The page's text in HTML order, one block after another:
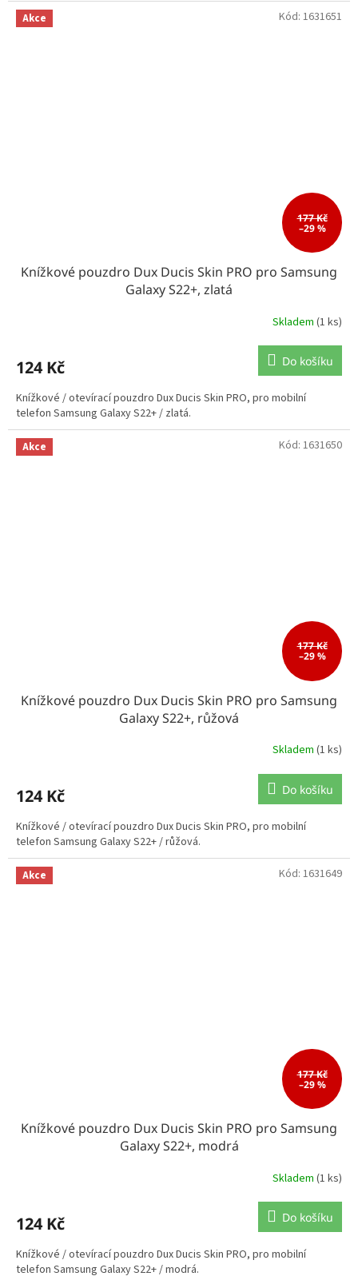
Akce
177 Kč
–29 %
Knížkové pouzdro Dux Ducis Skin PRO pro Samsung
Galaxy S22+, zlatá
Skladem (1 ks)
124 Kč Do košíku
Knížkové / otevírací pouzdro Dux Ducis Skin PRO, pro mobilní
telefon Samsung Galaxy S22+ / zlatá.
Kód: 1631651
Akce
177 Kč
–29 %
Knížkové pouzdro Dux Ducis Skin PRO pro Samsung
Galaxy S22+, růžová
Skladem (1 ks)
124 Kč Do košíku
Knížkové / otevírací pouzdro Dux Ducis Skin PRO, pro mobilní
telefon Samsung Galaxy S22+ / růžová.
Kód: 1631650
Akce
177 Kč
–29 %
Knížkové pouzdro Dux Ducis Skin PRO pro Samsung
Galaxy S22+, modrá
Skladem (1 ks)
124 Kč Do košíku
Knížkové / otevírací pouzdro Dux Ducis Skin PRO, pro mobilní
telefon Samsung Galaxy S22+ / modrá.
Kód: 1631649